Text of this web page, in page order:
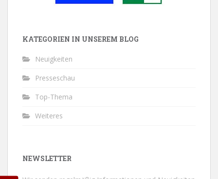
KATEGORIEN IN UNSEREM BLOG
Neuigkeiten
Presseschau
Top-Thema
Weiteres
NEWSLETTER